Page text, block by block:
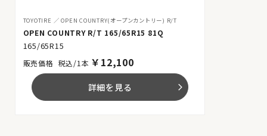
TOYOTIRE OPEN COUNTRY(オープンカントリー) R/T
OPEN COUNTRY R/T 165/65R15 81Q
165/65R15
税込/1本 ￥ 12,100
詳細を見る arrow_forward_ios